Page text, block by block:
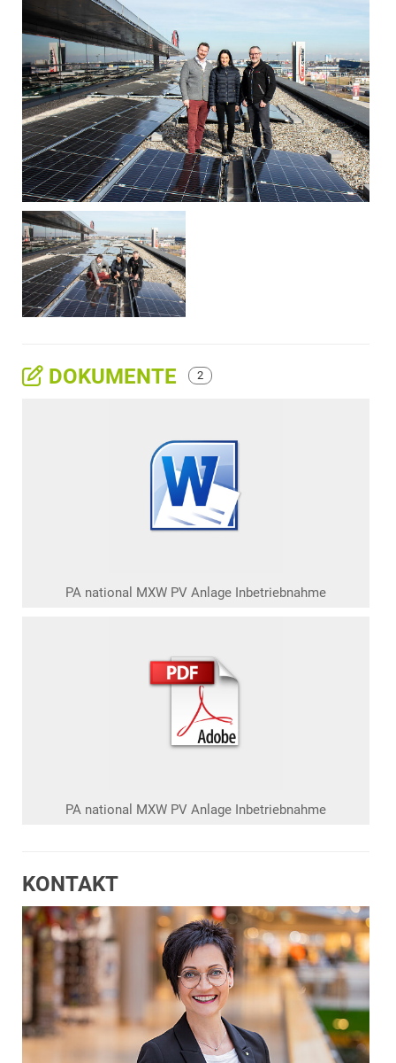
DOKUMENTE 2
PA national MXW PV Anlage Inbetriebnahme
PA national MXW PV Anlage Inbetriebnahme
KONTAKT